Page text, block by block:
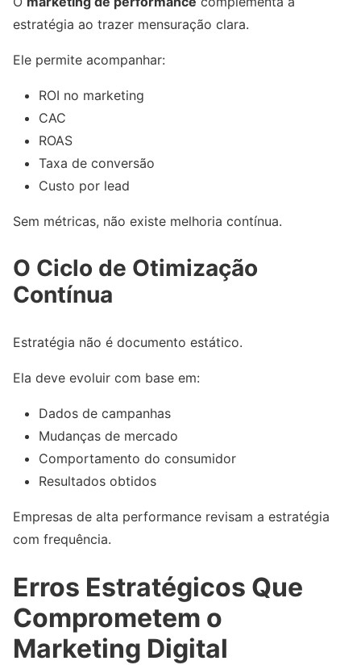
estratégia ao trazer mensuração clara.
Ele permite acompanhar:
ROI no marketing
CAC
ROAS
Taxa de conversão
Custo por lead
Sem métricas, não existe melhoria contínua.
O Ciclo de Otimização
Contínua
Estratégia não é documento estático.
Ela deve evoluir com base em:
Dados de campanhas
Mudanças de mercado
Comportamento do consumidor
Resultados obtidos
Empresas de alta performance revisam a estratégia
com frequência.
Erros Estratégicos Que
Comprometem o
Marketing Digital